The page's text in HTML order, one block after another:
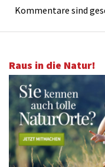
Kommentare sind
Raus in die Natur!